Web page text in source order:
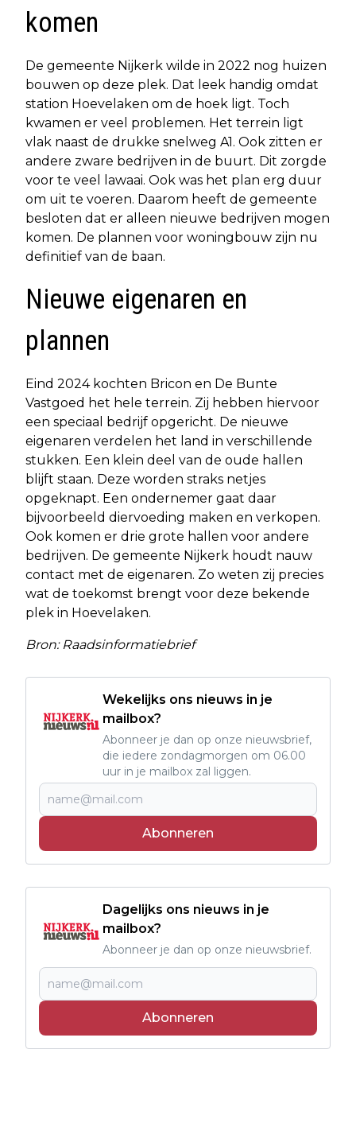
komen
De gemeente Nijkerk wilde in 2022 nog huizen
bouwen op deze plek. Dat leek handig omdat
station Hoevelaken om de hoek ligt. Toch
kwamen er veel problemen. Het terrein ligt
vlak naast de drukke snelweg A1. Ook zitten er
andere zware bedrijven in de buurt. Dit zorgde
voor te veel lawaai. Ook was het plan erg duur
om uit te voeren. Daarom heeft de gemeente
besloten dat er alleen nieuwe bedrijven mogen
komen. De plannen voor woningbouw zijn nu
definitief van de baan.
Nieuwe eigenaren en
plannen
Eind 2024 kochten Bricon en De Bunte
Vastgoed het hele terrein. Zij hebben hiervoor
een speciaal bedrijf opgericht. De nieuwe
eigenaren verdelen het land in verschillende
stukken. Een klein deel van de oude hallen
blijft staan. Deze worden straks netjes
opgeknapt. Een ondernemer gaat daar
bijvoorbeeld diervoeding maken en verkopen.
Ook komen er drie grote hallen voor andere
bedrijven. De gemeente Nijkerk houdt nauw
contact met de eigenaren. Zo weten zij precies
wat de toekomst brengt voor deze bekende
plek in Hoevelaken.
Bron: Raadsinformatiebrief
Wekelijks ons nieuws in je
mailbox?
Abonneer je dan op onze nieuwsbrief,
die iedere zondagmorgen om 06.00
uur in je mailbox zal liggen.
Abonneren
Dagelijks ons nieuws in je
mailbox?
Abonneer je dan op onze nieuwsbrief.
Abonneren